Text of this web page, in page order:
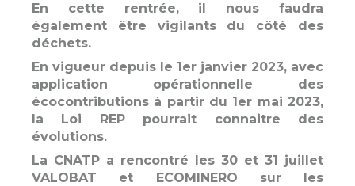
En cette rentrée, il nous faudra
également être vigilants du côté des
déchets.
En vigueur depuis le 1er janvier 2023, avec
application opérationnelle des
écocontributions à partir du 1er mai 2023,
la Loi REP pourrait connaitre des
évolutions.
La CNATP a rencontré les 30 et 31 juillet
VALOBAT et ECOMINERO sur les